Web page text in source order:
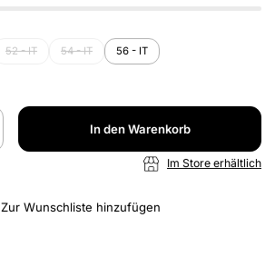
52 - IT 54 - IT 56 - IT
In den Warenkorb
Im Store erhältlich
Zur Wunschliste hinzufügen